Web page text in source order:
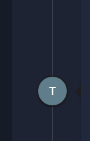
T